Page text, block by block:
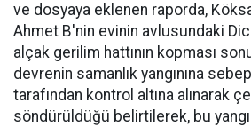
ve dosyaya eklenen raporda,
Ahmet B'nin evinin avlusundaki
alçak gerilim hattının kopması
devrenin samanlık yangınına
tarafından kontrol altına alınarak
söndürüldüğü belirtilerek, bu